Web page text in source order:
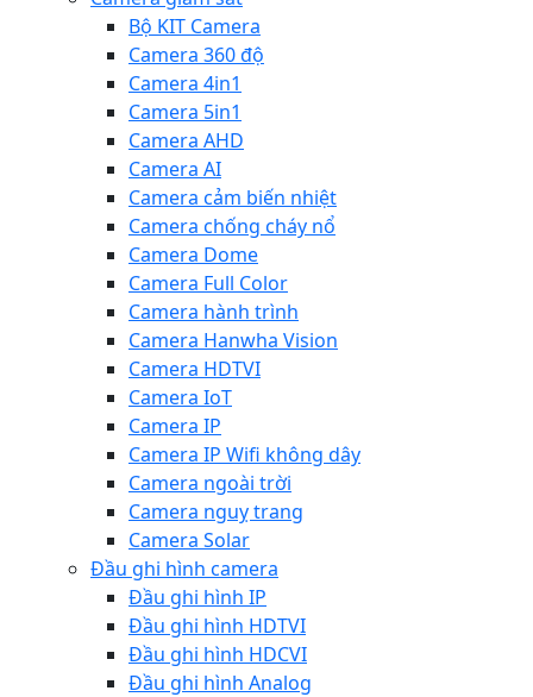
Bộ KIT Camera
Camera 360 độ
Camera 4in1
Camera 5in1
Camera AHD
Camera AI
Camera cảm biến nhiệt
Camera chống cháy nổ
Camera Dome
Camera Full Color
Camera hành trình
Camera Hanwha Vision
Camera HDTVI
Camera IoT
Camera IP
Camera IP Wifi không dây
Camera ngoài trời
Camera nguỵ trang
Camera Solar
Đầu ghi hình camera
Đầu ghi hình IP
Đầu ghi hình HDTVI
Đầu ghi hình HDCVI
Đầu ghi hình Analog